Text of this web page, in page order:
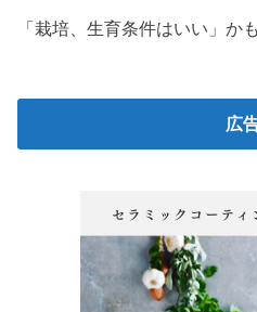
「栽培、生育条件はいい」か
広